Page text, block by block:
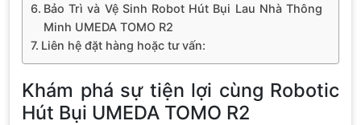
Bảo Trì và Vệ Sinh Robot Hút Bụi Lau Nhà Thông
Minh UMEDA TOMO R2
Liên hệ đặt hàng hoặc tư vấn:
Khám phá sự tiện lợi cùng Robotic
Hút Bụi UMEDA TOMO R2